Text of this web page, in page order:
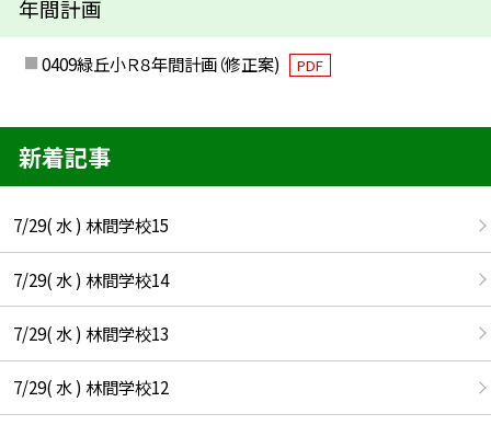
年間計画
0409緑丘小Ｒ８年間計画（修正案) PDF
新着記事
7/29( 水 ) 林間学校15
7/29( 水 ) 林間学校14
7/29( 水 ) 林間学校13
7/29( 水 ) 林間学校12